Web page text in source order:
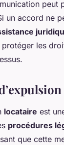
peut
un accord ne
protéger les
locataire est
procédures
que cette